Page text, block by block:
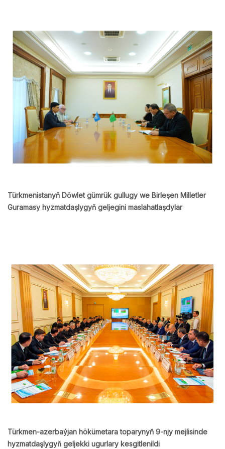
Türkmenistanyň Döwlet gümrük gullugy we Birleşen Milletler
Guramasy hyzmatdaşlygyň geljegini maslahatlaşdylar
Türkmen-azerbaýjan hökümetara toparynyň 9-njy mejlisinde
hyzmatdaşlygyň geljekki ugurlary kesgitlenildi